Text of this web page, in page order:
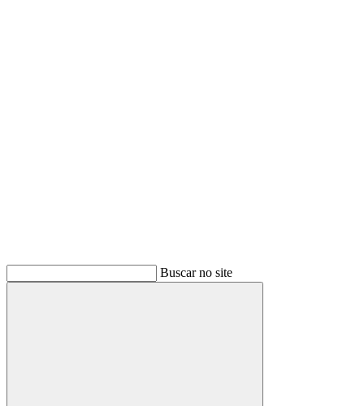
Buscar no site